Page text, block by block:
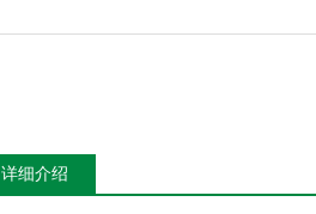
详细介绍